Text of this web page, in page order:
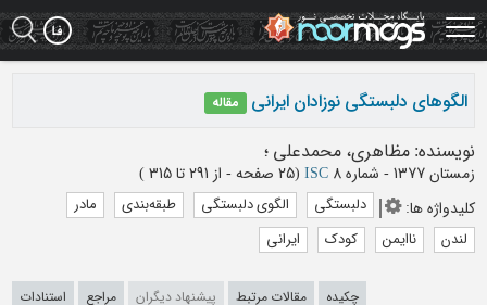
Skip
to
main
الگوهای دلبستگی نوزادان ایرانی مقاله
نویسنده: مظاهری، محمدعلی ؛
زمستان 1377 - شماره 8 ISC (‎25 صفحه - از 291 تا 315 )
کلیدواژه ها: دلبستگی الگوی دلبستگی طبقه‌بندی مادر
لندن ناایمن کودک ایرانی
چکیده مقالات مرتبط پیشنهاد دیگران مراجع استنادات